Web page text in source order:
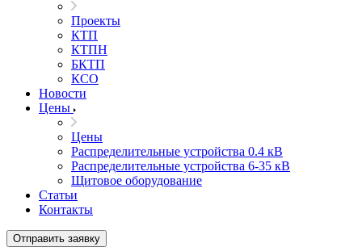
Проекты
КТП
КТПН
БКТП
КСО
Новости
Цены
Цены
Распределительные устройства 0.4 кВ
Распределительные устройства 6-35 кВ
Щитовое оборудование
Статьи
Контакты
Отправить заявку